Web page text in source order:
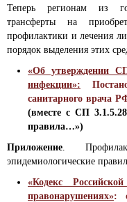
Теперь регионам из
трансферты на
профилактики и лечения
порядок выделения этих
«Об утверждении
инфекции»:
санитарного врача
(вместе с СП
правила…»)
Приложение.
эпидемиологические
«Кодекс
правонарушениях»: